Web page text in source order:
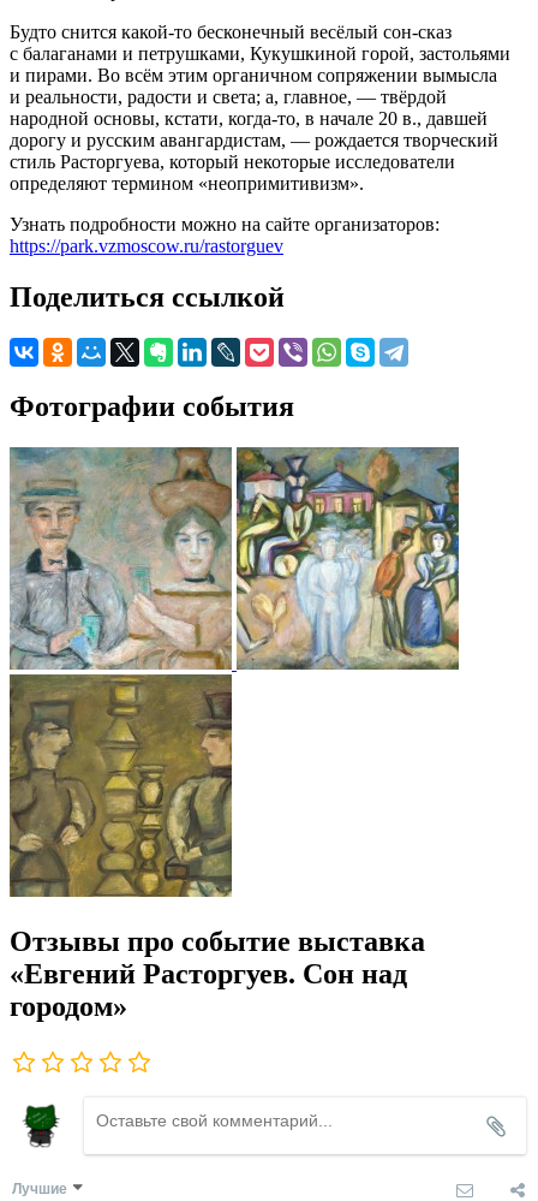
Будто снится какой-то бесконечный весёлый сон-сказ
с балаганами и петрушками, Кукушкиной горой, застольями
и пирами. Во всём этим органичном сопряжении вымысла
и реальности, радости и света; а, главное, — твёрдой
народной основы, кстати, когда-то, в начале 20 в., давшей
дорогу и русским авангардистам, — рождается творческий
стиль Расторгуева, который некоторые исследователи
определяют термином «неопримитивизм».
Узнать подробности можно на сайте организаторов:
https://park.vzmoscow.ru/rastorguev
Поделиться ссылкой
Фотографии события
Отзывы про событие выставка
«Евгений Расторгуев. Сон над
городом»
Лучшие